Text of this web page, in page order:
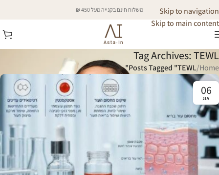
Skip to navigation
Skip to main content
משלוח חינם בקנייה מעל 450 ₪
Tag Archives: TEWL
Home
/
Posts Tagged "TEWL"
06
אוג